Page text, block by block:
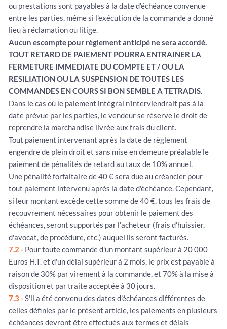
ou prestations sont payables à la date d’échéance convenue
entre les parties, même si l'exécution de la commande a donné
lieu à réclamation ou litige.
Aucun escompte pour règlement anticipé ne sera accordé.
TOUT RETARD DE PAIEMENT POURRA ENTRAINER LA
FERMETURE IMMEDIATE DU COMPTE ET / OU LA
RESILIATION OU LA SUSPENSION DE TOUTES LES
COMMANDES EN COURS SI BON SEMBLE A TETRADIS.
Dans le cas où le paiement intégral n'interviendrait pas à la
date prévue par les parties, le vendeur se réserve le droit de
reprendre la marchandise livrée aux frais du client.
Tout paiement intervenant après la date de règlement
engendre de plein droit et sans mise en demeure préalable le
paiement de pénalités de retard au taux de 10% annuel.
Une pénalité forfaitaire de 40 € sera due au créancier pour
tout paiement intervenu après la date d'échéance. Cependant,
si leur montant excède cette somme de 40 €, tous les frais de
recouvrement nécessaires pour obtenir le paiement des
échéances, seront supportés par l'acheteur (frais d'huissier,
d'avocat, de procédure, etc.) auquel ils seront facturés.
7.2 - Pour toute commande d'un montant supérieur à 20 000
Euros H.T. et d'un délai supérieur à 2 mois, le prix est payable à
raison de 30% par virement à la commande, et 70% à la mise à
disposition et par traite acceptée à 30 jours.
7.3 -S'il a été convenu des dates d’échéances différentes de
celles définies par le présent article, les paiements en plusieurs
échéances devront être effectués aux termes et délais